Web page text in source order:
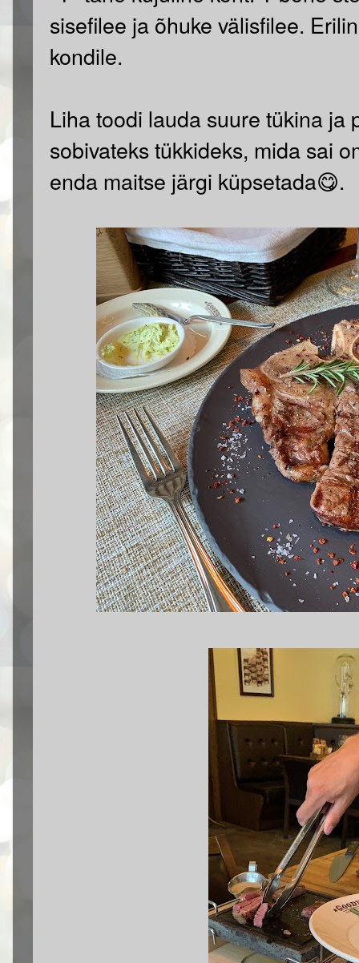
sisefilee ja õhuke välisfilee.
kondile.
Liha toodi lauda suure tükina ja
sobivateks tükkideks, mida sai
enda maitse järgi küpsetada😋.